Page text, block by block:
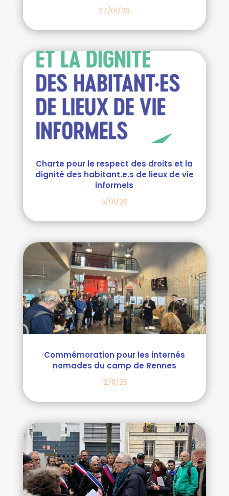
27/01/26
Charte pour le respect des droits et la
dignité des habitant.e.s de lieux de vie
informels
5/01/26
Commémoration pour les internés
nomades du camp de Rennes
12/11/25